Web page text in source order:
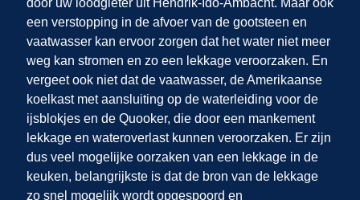
door uw loodgieter uit Hendrik-Ido-Ambacht. Maar ook
een verstopping in de afvoer van de gootsteen en
vaatwasser kan ervoor zorgen dat het water niet meer
weg kan stromen en zo een lekkage veroorzaken. En
vergeet ook niet dat de vaatwasser, de Amerikaanse
koelkast met aansluiting op de waterleiding voor de
ijsblokjes en de Quooker, die door een mankement
lekkage en wateroverlast kunnen veroorzaken. Er zijn
dus veel mogelijke oorzaken van een lekkage in de
keuken, belangrijkste is dat de bron van de lekkage
zo snel mogelijk wordt opgespoord en